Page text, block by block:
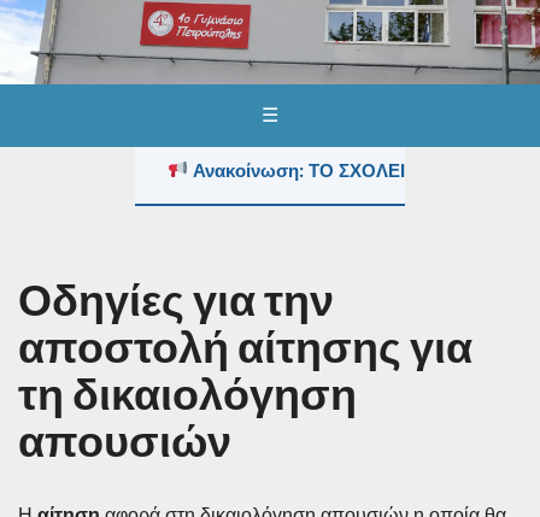
☰
Ανακοίνωση: ΤΟ ΣΧΟΛΕΙΟ ΤΟΥΣ
Οδηγίες για την
αποστολή αίτησης για
τη δικαιολόγηση
απουσιών